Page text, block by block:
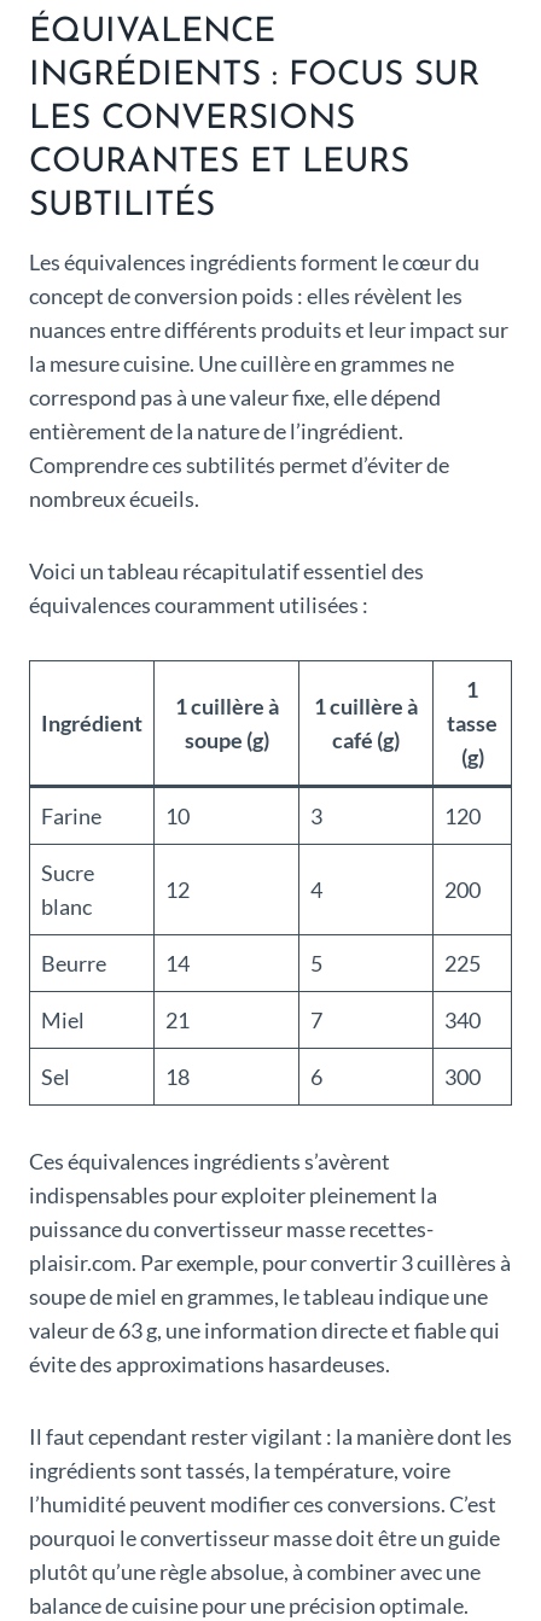
ÉQUIVALENCE
INGRÉDIENTS : FOCUS SUR
LES CONVERSIONS
COURANTES ET LEURS
SUBTILITÉS
Les équivalences ingrédients forment le cœur du
concept de conversion poids : elles révèlent les
nuances entre différents produits et leur impact sur
la mesure cuisine. Une cuillère en grammes ne
correspond pas à une valeur fixe, elle dépend
entièrement de la nature de l’ingrédient.
Comprendre ces subtilités permet d’éviter de
nombreux écueils.
Voici un tableau récapitulatif essentiel des
équivalences couramment utilisées :
Ingrédient
1 cuillère à
soupe (g)
1 cuillère à
café (g)
1
tasse
(g)
Farine 10 3 120
Sucre
blanc
12 4 200
Beurre 14 5 225
Miel 21 7 340
Sel 18 6 300
Ces équivalences ingrédients s’avèrent
indispensables pour exploiter pleinement la
puissance du convertisseur masse recettes-
plaisir.com. Par exemple, pour convertir 3 cuillères à
soupe de miel en grammes, le tableau indique une
valeur de 63 g, une information directe et fiable qui
évite des approximations hasardeuses.
Il faut cependant rester vigilant : la manière dont les
ingrédients sont tassés, la température, voire
l’humidité peuvent modifier ces conversions. C’est
pourquoi le convertisseur masse doit être un guide
plutôt qu’une règle absolue, à combiner avec une
balance de cuisine pour une précision optimale.